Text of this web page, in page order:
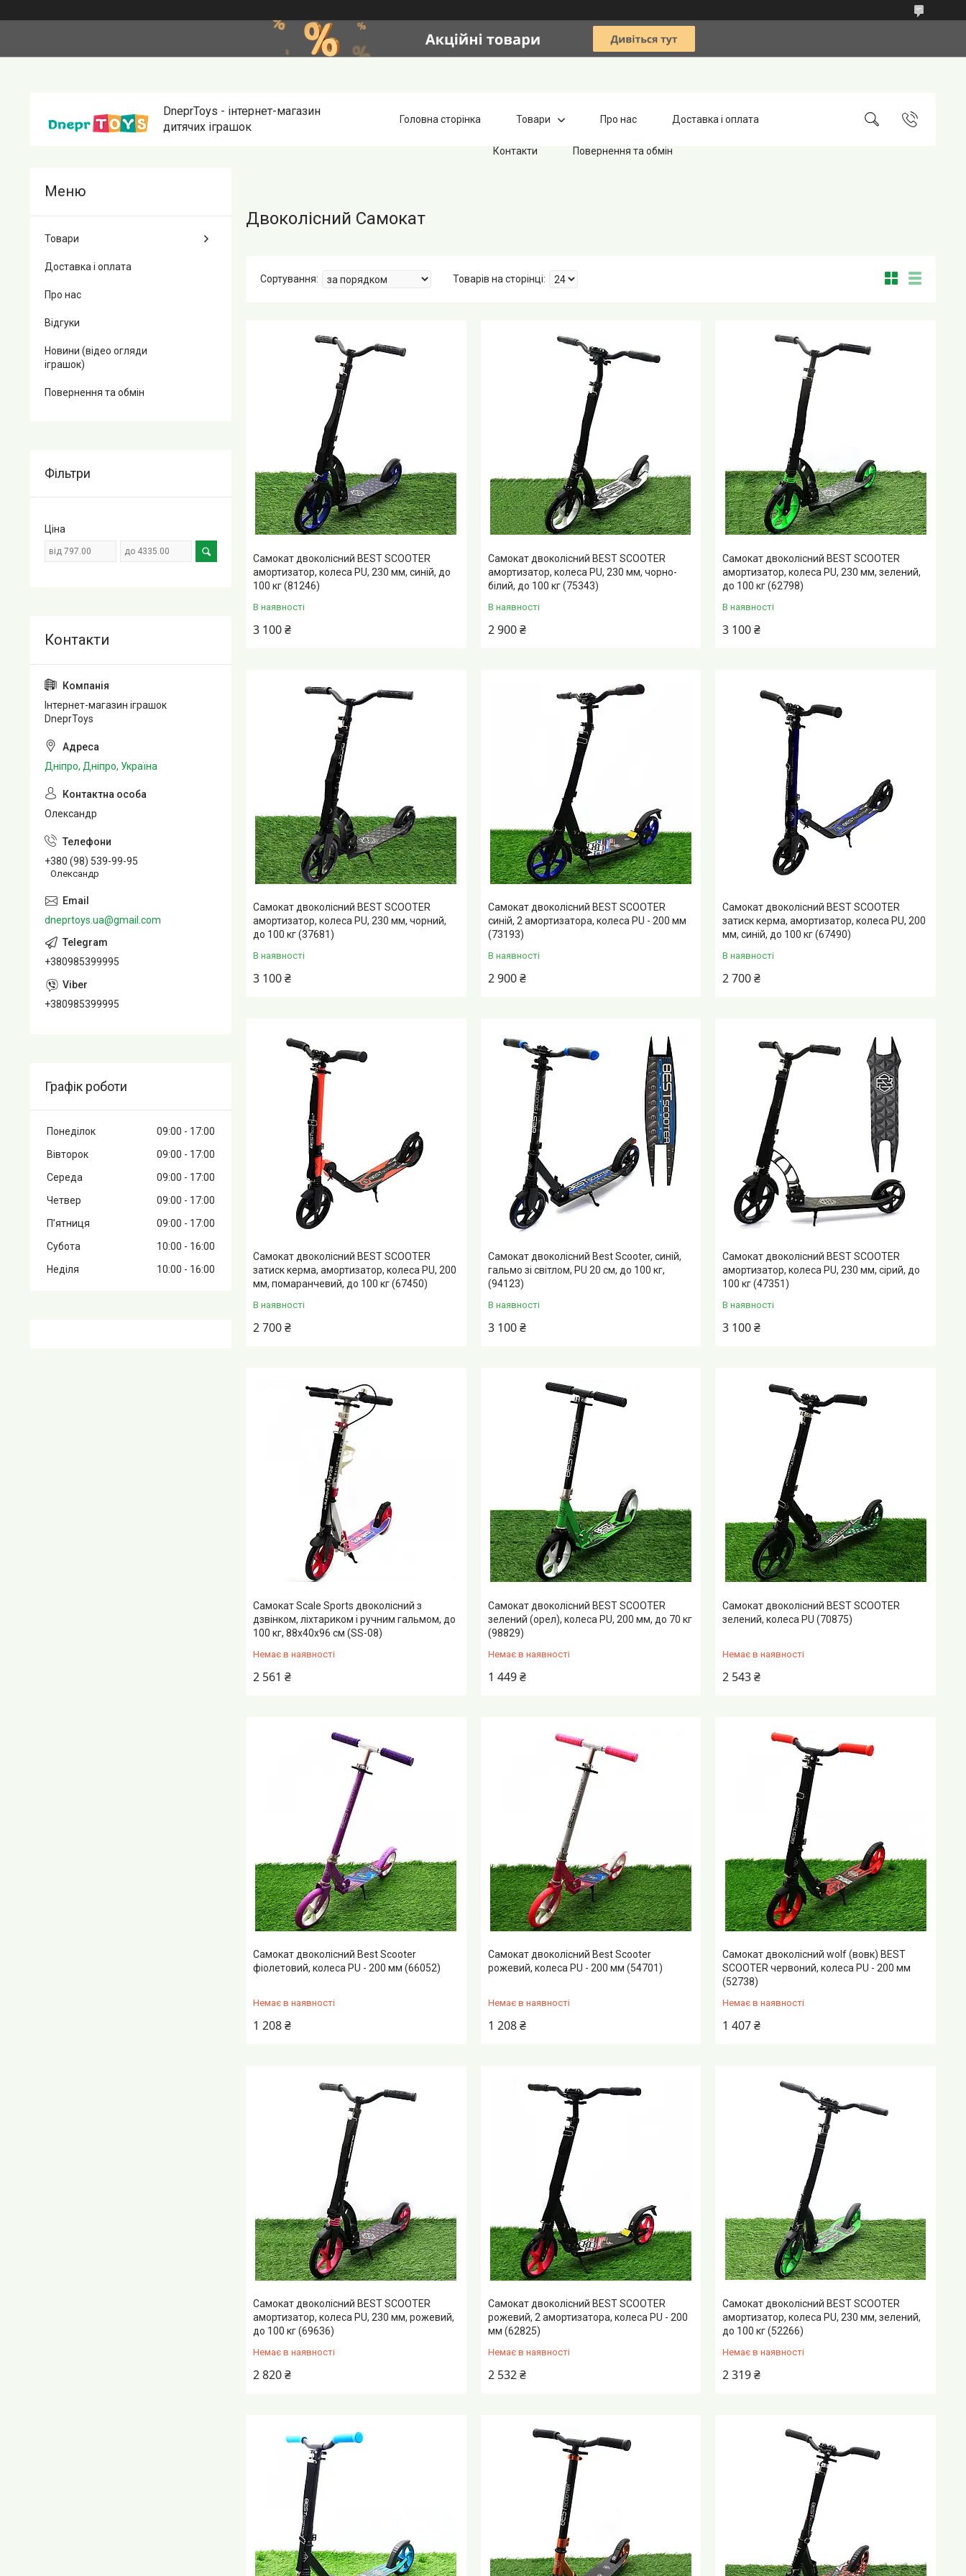
DneprToys - інтернет-магазин
дитячих іграшок
Головна сторінка Товари Про нас Доставка і оплата
Контакти Повернення та обмін
Двоколісний Самокат
Самокат двоколісний BEST SCOOTER
амортизатор, колеса PU, 230 мм, синій, до
100 кг (81246)
В наявності
3 100 ₴
Самокат двоколісний BEST SCOOTER
амортизатор, колеса PU, 230 мм, чорно-
білий, до 100 кг (75343)
В наявності
2 900 ₴
Самокат двоколісний BEST SCOOTER
амортизатор, колеса PU, 230 мм, зелений,
до 100 кг (62798)
В наявності
3 100 ₴
Самокат двоколісний BEST SCOOTER
амортизатор, колеса PU, 230 мм, чорний,
до 100 кг (37681)
В наявності
3 100 ₴
Самокат двоколісний BEST SCOOTER
синій, 2 амортизатора, колеса PU - 200 мм
(73193)
В наявності
2 900 ₴
Самокат двоколісний BEST SCOOTER
затиск керма, амортизатор, колеса PU, 200
мм, синій, до 100 кг (67490)
В наявності
2 700 ₴
Самокат двоколісний BEST SCOOTER
затиск керма, амортизатор, колеса PU, 200
мм, помаранчевий, до 100 кг (67450)
В наявності
2 700 ₴
Самокат двоколісний Best Scooter, синій,
гальмо зі світлом, PU 20 см, до 100 кг,
(94123)
В наявності
3 100 ₴
Самокат двоколісний BEST SCOOTER
амортизатор, колеса PU, 230 мм, сірий, до
100 кг (47351)
В наявності
3 100 ₴
Самокат Scale Sports двоколісний з
дзвінком, ліхтариком і ручним гальмом, до
100 кг, 88х40х96 см (SS-08)
Немає в наявності
2 561 ₴
Самокат двоколісний BEST SCOOTER
зелений (орел), колеса PU, 200 мм, до 70 кг
(98829)
Немає в наявності
1 449 ₴
Самокат двоколісний BEST SCOOTER
зелений, колеса PU (70875)
Немає в наявності
2 543 ₴
Самокат двоколісний Best Scooter
фіолетовий, колеса PU - 200 мм (66052)
Немає в наявності
1 208 ₴
Самокат двоколісний Best Scooter
рожевий, колеса PU - 200 мм (54701)
Немає в наявності
1 208 ₴
Самокат двоколісний wolf (вовк) BEST
SCOOTER червоний, колеса PU - 200 мм
(52738)
Немає в наявності
1 407 ₴
Самокат двоколісний BEST SCOOTER
амортизатор, колеса PU, 230 мм, рожевий,
до 100 кг (69636)
Немає в наявності
2 820 ₴
Самокат двоколісний BEST SCOOTER
рожевий, 2 амортизатора, колеса PU - 200
мм (62825)
Немає в наявності
2 532 ₴
Самокат двоколісний BEST SCOOTER
амортизатор, колеса PU, 230 мм, зелений,
до 100 кг (52266)
Немає в наявності
2 319 ₴
Товари
Доставка і оплата
Про нас
Відгуки
Новини (відео огляди
іграшок)
Повернення та обмін
Фільтри
Ціна
Інтернет-магазин іграшок
DneprToys
Дніпро, Дніпро, Україна
Олександр
+380 (98) 539-99-95
Олександр
dneprtoys.ua@gmail.com
+380985399995
+380985399995
Графік роботи
Понеділок 09:00
17:00
Вівторок
09:00
17:00
Середа
09:00
17:00
Четвер
09:00
17:00
Пʼятниця
09:00
17:00
Субота
10:00
16:00
Неділя
10:00 16:00